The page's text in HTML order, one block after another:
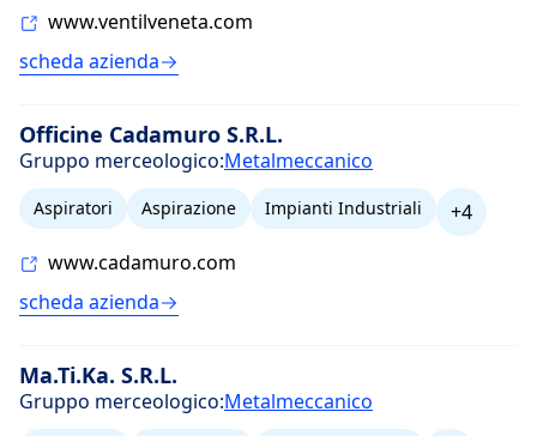
www.ventilveneta.com
scheda azienda
Officine Cadamuro S.R.L.
Gruppo merceologico:Metalmeccanico
Aspiratori Aspirazione Impianti Industriali
+4
www.cadamuro.com
scheda azienda
Ma.Ti.Ka. S.R.L.
Gruppo merceologico:Metalmeccanico